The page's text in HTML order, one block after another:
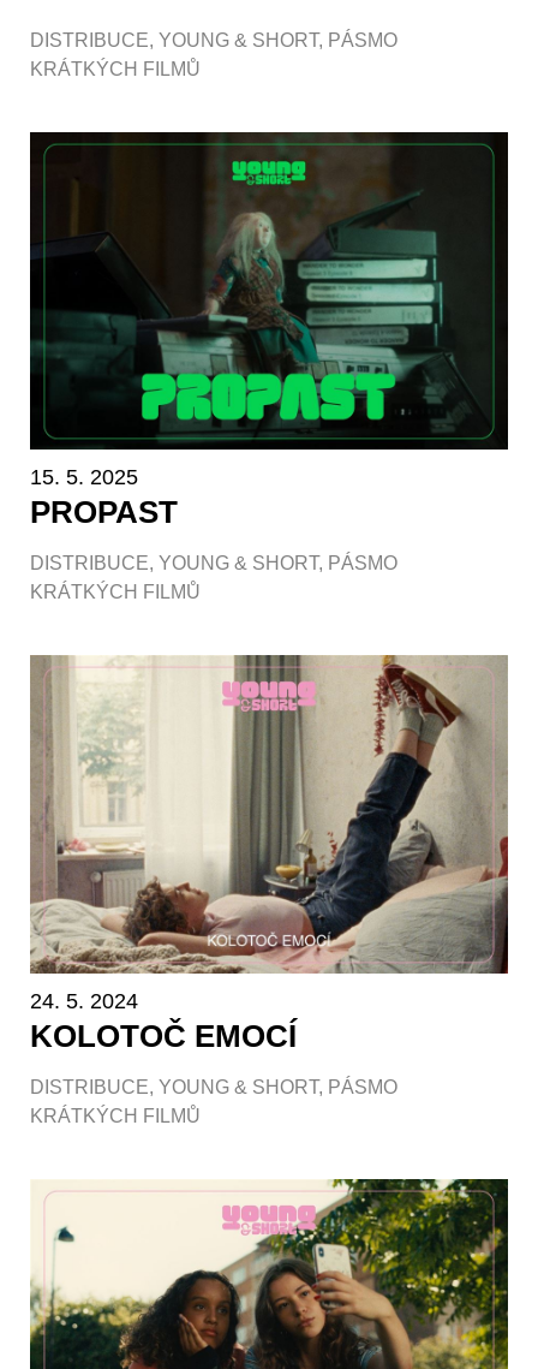
DISTRIBUCE, YOUNG & SHORT, PÁSMO
KRÁTKÝCH FILMŮ
15. 5. 2025
PROPAST
DISTRIBUCE, YOUNG & SHORT, PÁSMO
KRÁTKÝCH FILMŮ
24. 5. 2024
KOLOTOČ EMOCÍ
DISTRIBUCE, YOUNG & SHORT, PÁSMO
KRÁTKÝCH FILMŮ